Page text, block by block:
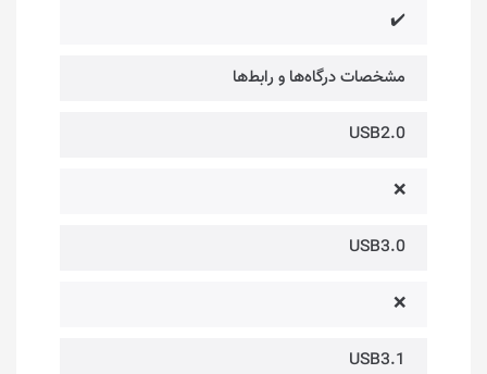
✔️
مشخصات درگاه‌ها و رابط‌ها
USB2.0
❌
USB3.0
❌
USB3.1